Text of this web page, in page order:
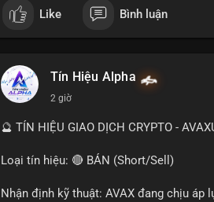
Like Bình luận
Tín Hiệu Alpha
2 giờ
🔮 TÍN HIỆU GIAO DỊCH CRYPTO -
Loại tín hiệu: 🔴 BÁN (Short/Sell)
Nhận định kỹ thuật: AVAX đang chịu áp